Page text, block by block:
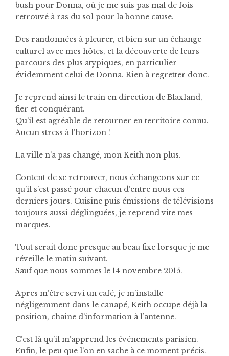
bush pour Donna, où je me suis pas mal de fois
retrouvé à ras du sol pour la bonne cause.
Des randonnées à pleurer, et bien sur un échange
culturel avec mes hôtes, et la découverte de leurs
parcours des plus atypiques, en particulier
évidemment celui de Donna. Rien à regretter donc.
Je reprend ainsi le train en direction de Blaxland,
fier et conquérant.
Qu’il est agréable de retourner en territoire connu.
Aucun stress à l’horizon !
La ville n’a pas changé, mon Keith non plus.
Content de se retrouver, nous échangeons sur ce
qu’il s’est passé pour chacun d’entre nous ces
derniers jours. Cuisine puis émissions de télévisions
toujours aussi déglinguées, je reprend vite mes
marques.
Tout serait donc presque au beau fixe lorsque je me
réveille le matin suivant.
Sauf que nous sommes le 14 novembre 2015.
Apres m’être servi un café, je m’installe
négligemment dans le canapé, Keith occupe déjà la
position, chaine d’information à l’antenne.
C’est là qu’il m’apprend les événements parisien.
Enfin, le peu que l’on en sache à ce moment précis.